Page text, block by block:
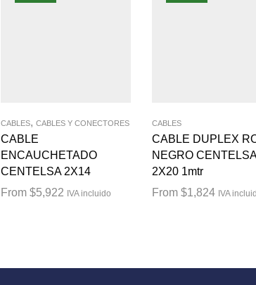
CABLES,CABLES Y CONECTORES
CABLE
ENCAUCHETADO
CENTELSA 2X14
From$5,922 IVA incluido
CABLES
CABLE DUPLEX
NEGRO CENTELSA
2X20 1mtr
From $1,824 IVA